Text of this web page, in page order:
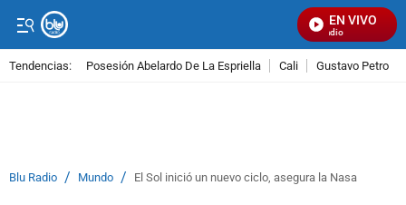
EN VIVO
Señal Visual Radio
Tendencias: Posesión Abelardo De La Espriella Cali Gustavo Petro
Blu Radio / Mundo / El Sol inició un nuevo ciclo, asegura la Nasa